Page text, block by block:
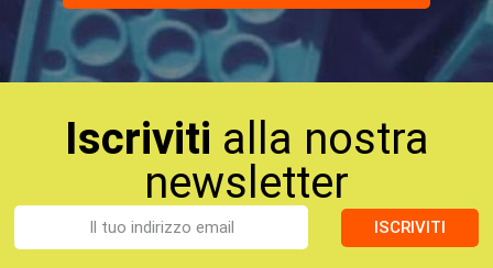
Iscriviti alla nostra
newsletter
ISCRIVITI